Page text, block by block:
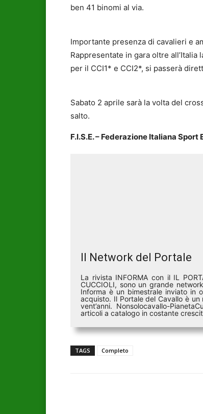
ben 41 binomi al via.
Importante presenza di cavalieri e
Rappresentate in gara oltre
per il CCI1* e CCI2*, si passerà
Sabato 2 aprile sarà la volta del
salto.
F.I.S.E. – Federazione Italiana Sport
Il Network del Portale
La rivista INFORMA con il IL
CUCCIOLI, sono un grande
Informa è un bimestrale inviato in
acquisto. Il Portale del Cavallo è
vent’anni. Nonsolocavallo-
articoli a catalogo in costante
TAGS Completo